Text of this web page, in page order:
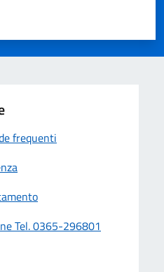
su 5
5
frequenti
Tel. 0365-296801